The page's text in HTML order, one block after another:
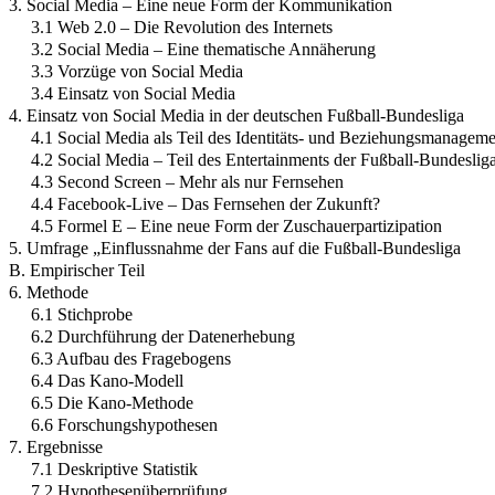
3. Social Media – Eine neue Form der Kommunikation
3.1 Web 2.0 – Die Revolution des Internets
3.2 Social Media – Eine thematische Annäherung
3.3 Vorzüge von Social Media
3.4 Einsatz von Social Media
4. Einsatz von Social Media in der deutschen Fußball-Bundesliga
4.1 Social Media als Teil des Identitäts- und
4.2 Social Media – Teil des Entertainments der Fußball-
4.3 Second Screen – Mehr als nur Fernsehen
4.4 Facebook-Live – Das Fernsehen der Zukunft?
4.5 Formel E – Eine neue Form der Zuschauerpartizipation
5. Umfrage „Einflussnahme der Fans auf die Fußball-Bundesliga
B. Empirischer Teil
6. Methode
6.1 Stichprobe
6.2 Durchführung der Datenerhebung
6.3 Aufbau des Fragebogens
6.4 Das Kano-Modell
6.5 Die Kano-Methode
6.6 Forschungshypothesen
7. Ergebnisse
7.1 Deskriptive Statistik
7.2 Hypothesenüberprüfung